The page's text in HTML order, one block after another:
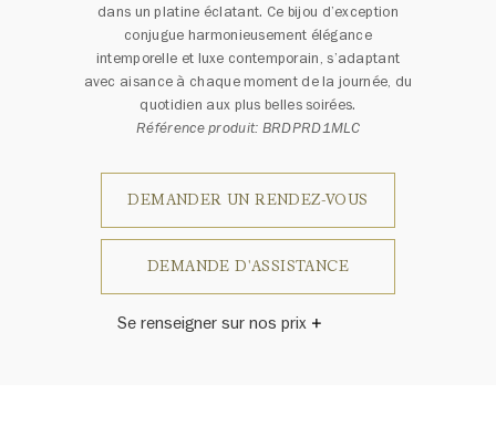
dans un platine éclatant. Ce bijou d’exception
conjugue harmonieusement élégance
intemporelle et luxe contemporain, s’adaptant
avec aisance à chaque moment de la journée, du
quotidien aux plus belles soirées.
Référence produit: BRDPRD1MLC
DEMANDER UN RENDEZ-VOUS
DEMANDE D'ASSISTANCE
Se renseigner sur nos prix